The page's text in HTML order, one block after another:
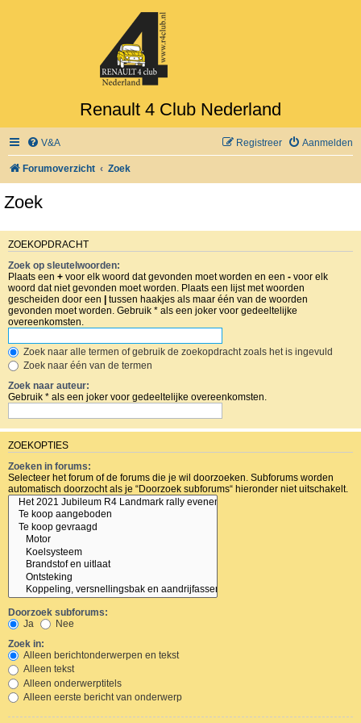
Renault 4 Club Nederland
V&A Aanmelden
Registreer
Forumoverzicht Zoek
Zoek
ZOEKOPDRACHT
Zoek op sleutelwoorden:
Plaats een + voor elk woord dat gevonden moet worden en een - voor elk
woord dat niet gevonden moet worden. Plaats een lijst met woorden
gescheiden door een | tussen haakjes als maar één van de woorden
gevonden moet worden. Gebruik * als een joker voor gedeeltelijke
overeenkomsten.
Zoek naar alle termen of gebruik de zoekopdracht zoals het is ingevuld
Zoek naar één van de termen
Zoek naar auteur:
Gebruik * als een joker voor gedeeltelijke overeenkomsten.
ZOEKOPTIES
Zoeken in forums:
Selecteer het forum of de forums die je wil doorzoeken. Subforums worden
automatisch doorzocht als je “Doorzoek subforums“ hieronder niet uitschakelt.
Doorzoek subforums:
Ja
Nee
Zoek in:
Alleen berichtonderwerpen en tekst
Alleen tekst
Alleen onderwerptitels
Alleen eerste bericht van onderwerp